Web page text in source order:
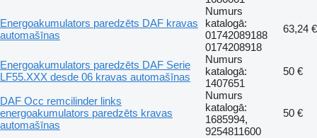
Energoakumulators paredzēts DAF kravas
automašīnas
Numurs
katalogā:
01742089188
0174208918
63,24 €
Energoakumulators paredzēts DAF Serie
LF55.XXX desde 06 kravas automašīnas
Numurs
katalogā:
1407651
50 €
DAF Occ remcilinder links
energoakumulators paredzēts kravas
automašīnas
Numurs
katalogā:
1685994,
9254811600
50 €